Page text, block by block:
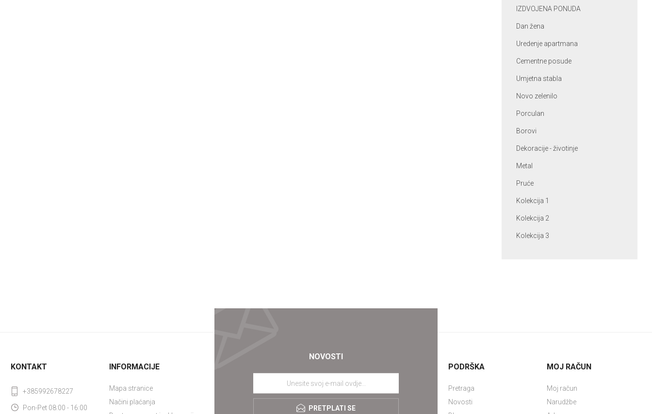
IZDVOJENA PONUDA
Dan žena
Uredenje apartmana
Cementne posude
Umjetna stabla
Novo zelenilo
Porculan
Borovi
Dekoracije - životinje
Metal
Pruće
Kolekcija 1
Kolekcija 2
Kolekcija 3
NOVOSTI
PRETPLATI SE
KONTAKT
+385992678227
Pon-Pet 08:00 - 16:00
INFORMACIJE
Mapa stranice
Načini plaćanja
PODRŠKA
Pretraga
Novosti
MOJ RAČUN
Moj račun
Narudžbe